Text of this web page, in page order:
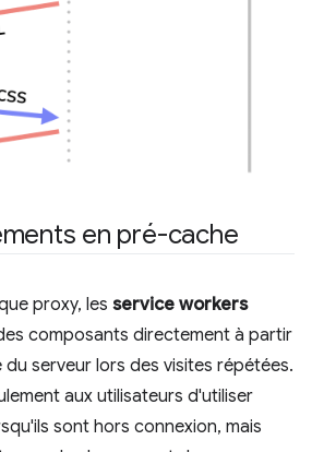
en pré-cache
proxy, les service workers
composants directement à partir
serveur lors des visites répétées.
aux utilisateurs d'utiliser
sont hors connexion, mais